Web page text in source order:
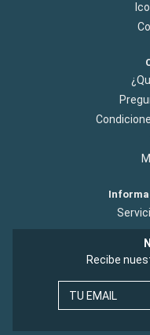
Recibe
TU EMAIL